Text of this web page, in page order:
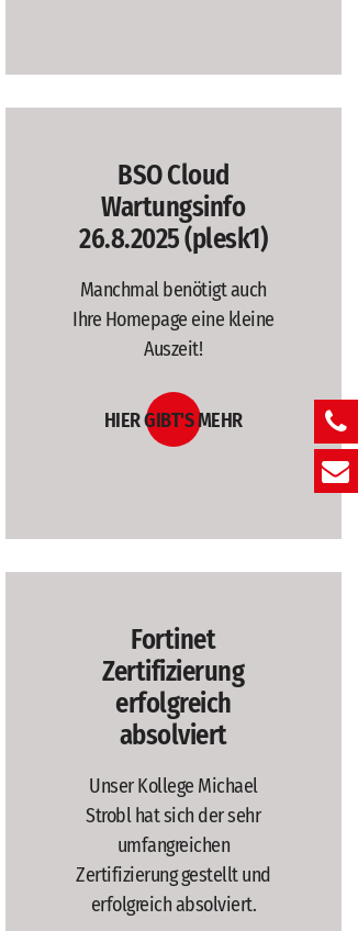
BSO Cloud
Wartungsinfo
26.8.2025 (plesk1)
Manchmal benötigt auch
Ihre Homepage eine kleine
Auszeit!
HIER GIBT'S MEHR
Fortinet
Zertifizierung
erfolgreich
absolviert
Unser Kollege Michael
Strobl hat sich der sehr
umfangreichen
Zertifizierung gestellt und
erfolgreich absolviert.